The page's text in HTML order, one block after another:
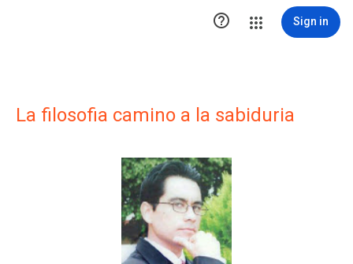
 Sign in
La filosofia camino a la sabiduria